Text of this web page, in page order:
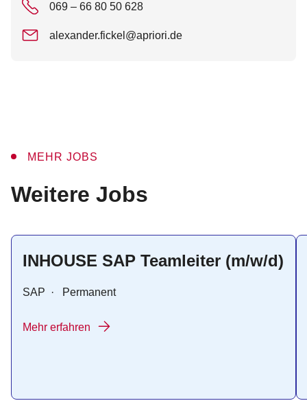
069 – 66 80 50 628
alexander.fickel@apriori.de
MEHR JOBS
:
Weitere Jobs
INHOUSE SAP Teamleiter (m/w/d)
SAP · Permanent
Mehr erfahren